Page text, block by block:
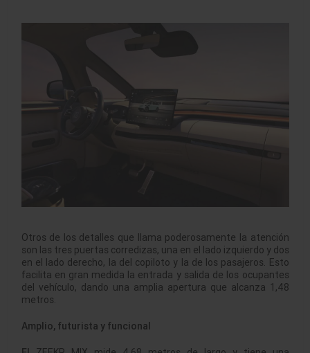
Otros de los detalles que llama poderosamente la atención
son las tres puertas corredizas, una en el lado izquierdo y dos
en el lado derecho, la del copiloto y la de los pasajeros. Esto
facilita en gran medida la entrada y salida de los ocupantes
del vehículo, dando una amplia apertura que alcanza 1,48
metros.
Amplio, futurista y funcional